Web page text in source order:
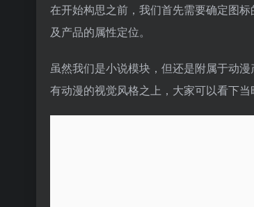
在开始构思之前，我们首先需要确定图
及产品的属性定位。
虽然我们是小说模块，但还是附属于动
有动漫的视觉风格之上，大家可以看下当